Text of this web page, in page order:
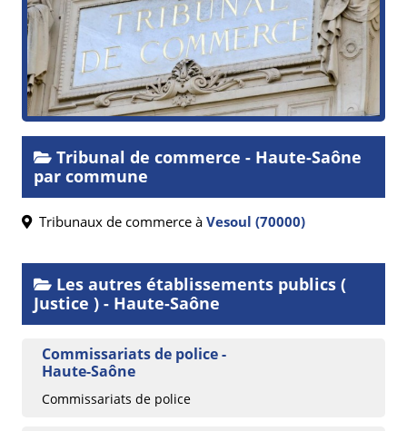
Tribunal de commerce - Haute-Saône
par commune
Tribunaux de commerce à Vesoul (70000)
Les autres établissements publics (
Justice ) - Haute-Saône
Commissariats de police -
Haute-Saône
Commissariats de police